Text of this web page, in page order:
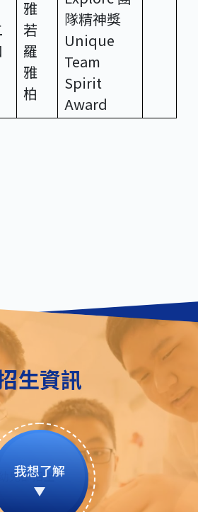
雅
若
羅
雅
柏
隊精神獎
Unique
Team
Spirit
Award
生資訊
我想了解